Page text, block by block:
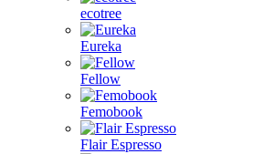
ecotree
Eureka
Fellow
Femobook
Flair Espresso